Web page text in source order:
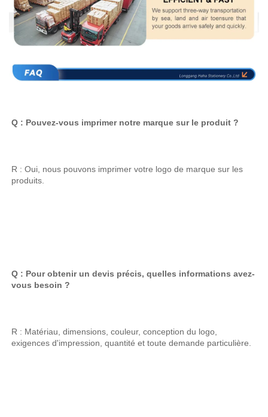
Q : Pouvez-vous imprimer notre marque sur le produit ?
R : Oui, nous pouvons imprimer votre logo de marque sur les
produits.
Q : Pour obtenir un devis précis, quelles informations avez-
vous besoin ?
R : Matériau, dimensions, couleur, conception du logo,
exigences d'impression, quantité et toute demande particulière.